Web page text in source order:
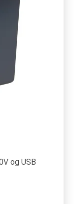
og USB